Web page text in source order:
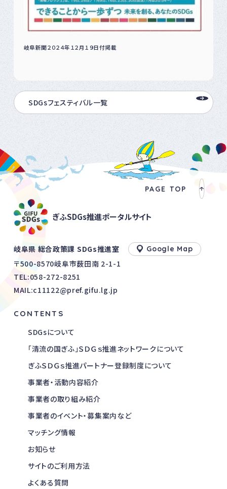
岐阜新聞２０２４年１２月１９日付掲載
SDGsフェスティバル一覧
PAGE TOP
ぎふSDGs推進ポータルサイト
岐阜県 総合政策課 SDGs推進室 Google Map
〒500-8570岐阜市薮田南 2-1-1
TEL:058-272-8251
MAIL:c11122@pref.gifu.lg.jp
CONTENTS
SDGsについて
「清流の国ぎふ」ＳＤＧｓ推進ネットワークについて
ぎふＳＤＧｓ推進パートナー登録制度について
事業者・活動内容紹介
事業者の取り組み紹介
事業者のイベント・募集案内など
マッチング情報
お知らせ
サイトのご利用方法
よくある質問